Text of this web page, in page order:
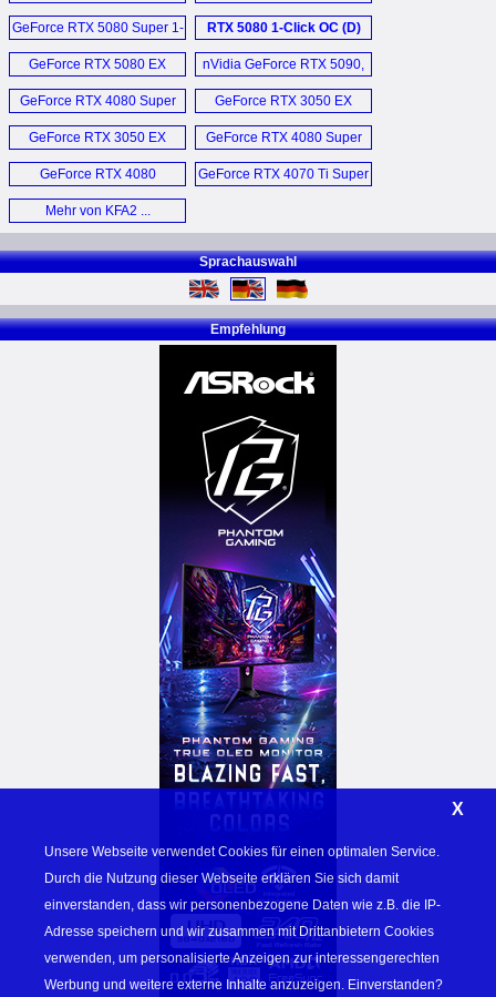
OC Grafikkarte (D)
KFA2 RTX 5060 1-Click
OC (D)
GeForce RTX 5080 Super 1-
Click OC (D)
RTX 5080 1-Click OC (D)
GeForce RTX 5080 EX
Gamer (D)
nVidia GeForce RTX 5090,
5080, 5070 Ti und 5070 (D)
GeForce RTX 4080 Super
ST 1-Click OC (D)
GeForce RTX 3050 EX
6GB (D)
GeForce RTX 3050 EX
6GB (D)
GeForce RTX 4080 Super
SG Grafikkarten (D)
GeForce RTX 4080
Super (D)
GeForce RTX 4070 Ti Super
Mehr von KFA2 ...
Sprachauswahl
Empfehlung
Unsere Webseite verwendet Cookies für einen optimalen Service.
Durch die Nutzung dieser Webseite erklären Sie sich damit
einverstanden, dass wir personenbezogene Daten wie z.B. die IP-
Adresse speichern und wir zusammen mit Drittanbietern Cookies
verwenden, um personalisierte Anzeigen zur interessengerechten
X